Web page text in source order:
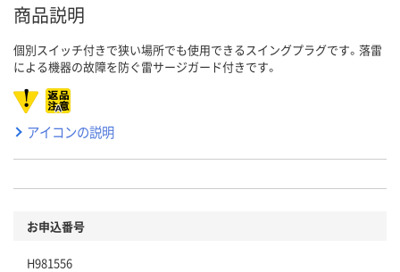
商品説明
個別スイッチ付きで狭い場所でも使用できるスイングプラグです。落雷
による機器の故障を防ぐ雷サージガード付きです。
アイコンの説明
お申込番号
H981556